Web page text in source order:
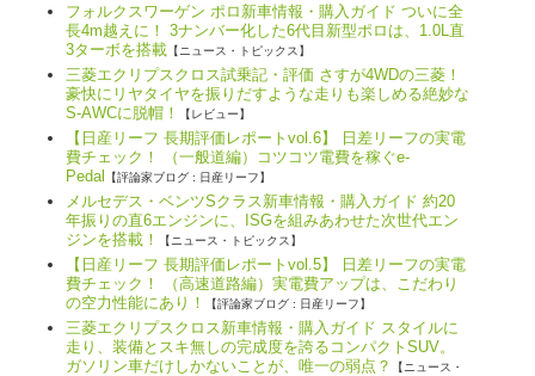
フォルクスワーゲン ポロ新車情報・購入ガイド ついに全
長4m越えに！ 3ナンバー化した6代目新型ポロは、1.0L直
3ターボを搭載 【ニュース・トピックス】
三菱エクリプスクロス試乗記・評価 さすが4WDの三菱！
豪快にリヤタイヤを振りだすような走りも楽しめる絶妙な
S-AWCに脱帽！
【レビュー】
【日産リーフ 長期評価レポートvol.6】 日差リーフの実電
費チェック！ （一般道編）コツコツ電費を稼ぐe-
Pedal
【評論家ブログ : 日産リーフ】
メルセデス・ベンツSクラス新車情報・購入ガイド 約20
年振りの直6エンジンに、ISGを組みあわせた次世代エン
ジンを搭載！
【ニュース・トピックス】
【日産リーフ 長期評価レポートvol.5】 日差リーフの実電
費チェック！ （高速道路編）実電費アップは、こだわり
の空力性能にあり！
【評論家ブログ : 日産リーフ】
三菱エクリプスクロス新車情報・購入ガイド スタイルに
走り、装備とスキ無しの完成度を誇るコンパクトSUV。
ガソリン車だけしかないことが、唯一の弱点？
【ニュース・